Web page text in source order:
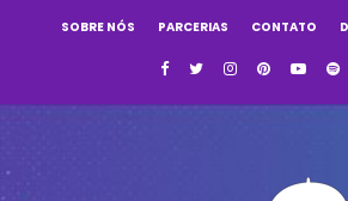
SOBRE NÓS PARCERIAS CONTATO